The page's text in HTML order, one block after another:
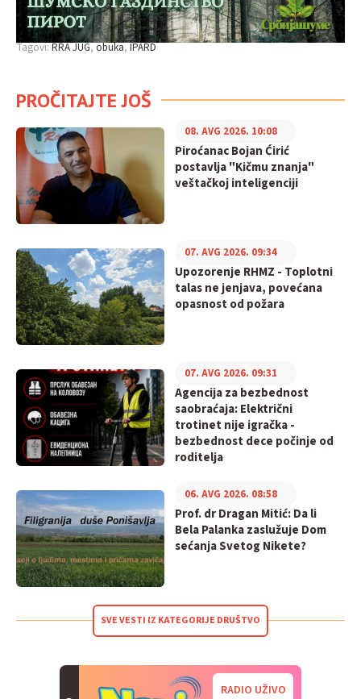
Tagovi:RRA JUG obuka IPARD
PROČITAJTE JOŠ
Piroćanac Bojan Ćirić
postavlja "Kičmu znanja"
veštačkoj inteligenciji
08. AVG 2026. 10:08
Upozorenje RHMZ - Toplotni
talas ne jenjava, povećana
opasnost od požara
07. AVG 2026. 09:34
Agencija za bezbednost
saobraćaja: Električni
trotinet nije igračka -
bezbednost dece počinje od
roditelja
07. AVG 2026. 09:31
Prof. dr Dragan Mitić: Da li
Bela Palanka zaslužuje Dom
sećanja Svetog Nikete?
06. AVG 2026. 08:58
SVE VESTI IZ KATEGORIJE DRUŠTVO
RADIO UŽIVO